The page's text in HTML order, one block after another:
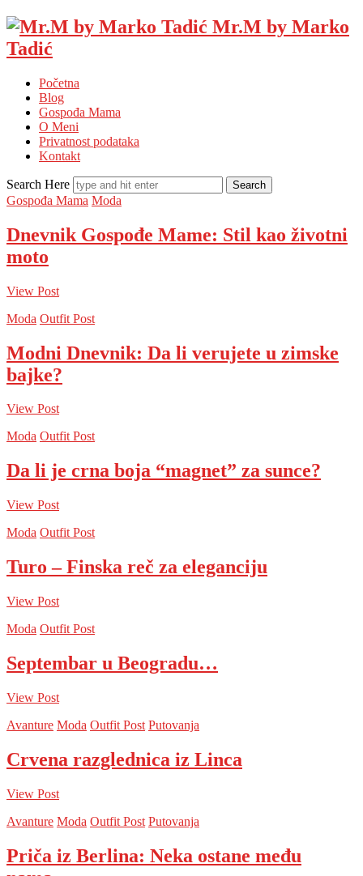
Mr.M by Marko
Tadić
Početna
Blog
Gospođa Mama
O Meni
Privatnost podataka
Kontakt
Search Here
Gospođa Mama Moda
Dnevnik Gospođe Mame: Stil kao životni
moto
View Post
Moda Outfit Post
Modni Dnevnik: Da li verujete u zimske
bajke?
View Post
Moda Outfit Post
Da li je crna boja “magnet” za sunce?
View Post
Moda Outfit Post
Turo – Finska reč za eleganciju
View Post
Moda Outfit Post
Septembar u Beogradu…
View Post
Avanture Moda Outfit Post Putovanja
Crvena razglednica iz Linca
View Post
Avanture Moda Outfit Post Putovanja
Priča iz Berlina: Neka ostane među